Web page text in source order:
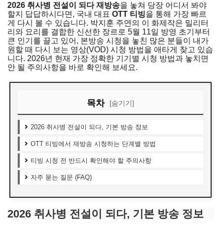
2026 취사병 전설이 되다 재방송을 놓쳐 당장 어디서 봐야
할지 답답하시다면, 국내 대표 OTT 티빙을 통해 가장 빠르
게 다시 볼 수 있습니다. 박지훈 주연의 이 화제작은 밀리터
리와 요리를 결합한 신선한 장르로 5월 11일 방영 초기부터
큰 인기를 끌고 있어, 본방송 시청을 놓친 많은 분들이 내가
원할 때 다시 보는 영상(VOD) 시청 방법을 애타게 찾고 있습
니다. 2026년 현재 가장 정확한 기기별 시청 방법과 놓치면
안 될 주의사항을 바로 확인해 보세요.
목차 [숨기기]
2026 취사병 전설이 되다, 기본 방송 정보
OTT 티빙에서 재방송 시청하는 단계별 방법
티빙 시청 전 반드시 확인해야 할 주의사항
자주 묻는 질문 (FAQ)
2026 취사병 전설이 되다, 기본 방송 정보